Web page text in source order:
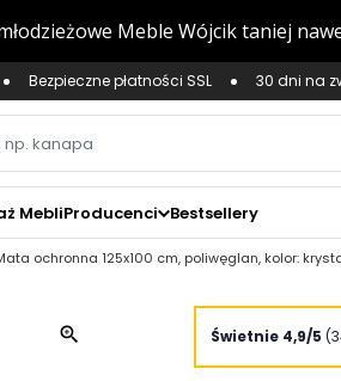
Bezpieczne płatności SSL 30 dni na
MebliProducenci Bestsellery
ochronna 125x100 cm, poliwęglan, kolor:
zoom_in Świetnie 4,9/5